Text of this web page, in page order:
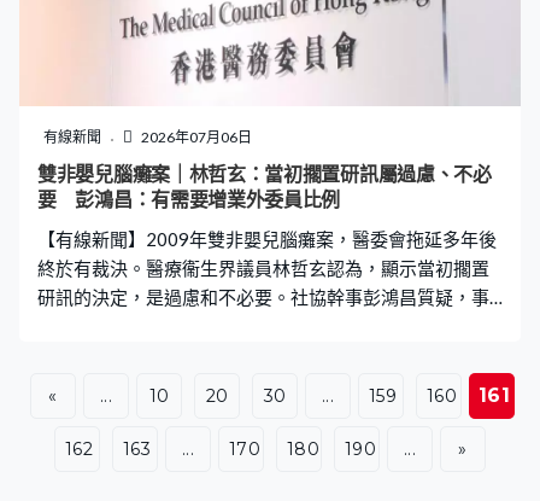
14,000名學生及市民登艦與官兵交流。 兩艘軍艦離開軍營
後，由駐港部隊宿遷艦領航，經堅尼地城對開航道進入維
港，往鯉魚門方向，經藍塘海峽離開。有人在尖沙咀海旁
守候，目送軍艦離開。上海旅客鄧小姐：「我們6時許從那
邊過來，不想錯過，所以早點起床，我們內地基本很少
的，只能看到退役的軍艦，沒有這種新型，所以很羨慕你
們，你們很幸福。」吳先生：「他們來的那天，我也去看
們，我自己比較喜歡海軍方面的知識，就希望全
有線新聞 2026年07月06日
雙非嬰兒腦癱案｜林哲玄：當初擱置研訊屬過慮、不必
要 彭鴻昌：有需要增業外委員比例
【有線新聞】2009年雙非嬰兒腦癱案，醫委會拖延多年後
終於有裁決。醫療衞生界議員林哲玄認為，顯示當初擱置
研訊的決定，是過慮和不必要。社協幹事彭鴻昌質疑，事
社協幹事彭鴻昌認為，懲處較往例重，而且不予緩刑，反
映事件嚴重，研訊由永久擱置變成決定除牌，醫委會應該
向公眾解釋。社區組織協會幹事彭鴻昌：「從各方面的蛛
« ... 10 20 30 ... 159 160 161
162 163 ... 170 180 190 ... »